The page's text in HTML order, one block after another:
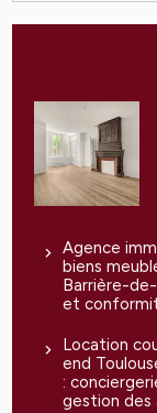
Agence
biens
Barrière-
et
Location
end
:
gestion des